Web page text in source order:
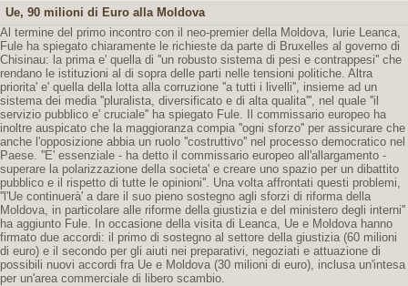
Ue, 90 milioni di Euro alla Moldova
Al termine del primo incontro con il neo-premier della Moldova, Iurie Leanca,
Fule ha spiegato chiaramente le richieste da parte di Bruxelles al governo di
Chisinau: la prima e' quella di ''un robusto sistema di pesi e contrappesi'' che
rendano le istituzioni al di sopra delle parti nelle tensioni politiche. Altra
priorita' e' quella della lotta alla corruzione ''a tutti i livelli'', insieme ad un
sistema dei media ''pluralista, diversificato e di alta qualita''', nel quale ''il
servizio pubblico e' cruciale'' ha spiegato Fule. Il commissario europeo ha
inoltre auspicato che la maggioranza compia ''ogni sforzo'' per assicurare che
anche l'opposizione abbia un ruolo ''costruttivo'' nel processo democratico nel
Paese. ''E' essenziale - ha detto il commissario europeo all'allargamento -
superare la polarizzazione della societa' e creare uno spazio per un dibattito
pubblico e il rispetto di tutte le opinioni''. Una volta affrontati questi problemi,
''l'Ue continuerà' a dare il suo pieno sostegno agli sforzi di riforma della
Moldova, in particolare alle riforme della giustizia e del ministero degli interni''
ha aggiunto Fule. In occasione della visita di Leanca, Ue e Moldova hanno
firmato due accordi: il primo di sostegno al settore della giustizia (60 milioni
di euro) e il secondo per gli aiuti nei preparativi, negoziati e attuazione di
possibili nuovi accordi fra Ue e Moldova (30 milioni di euro), inclusa un'intesa
per un'area commerciale di libero scambio.